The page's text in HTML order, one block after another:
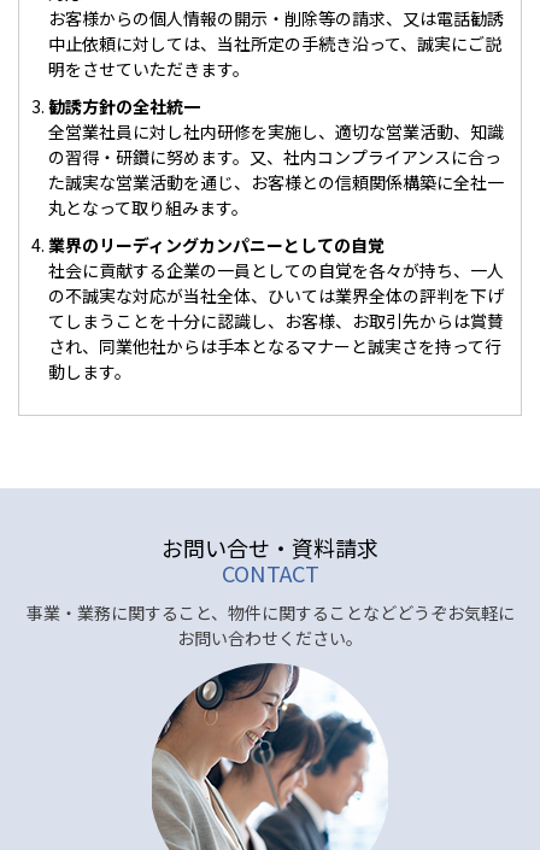
お客様からの個人情報の開示・削除等の請求、又は電話勧誘
中止依頼に対しては、当社所定の手続き沿って、誠実にご説
明をさせていただきます。
勧誘方針の全社統一
全営業社員に対し社内研修を実施し、適切な営業活動、知識
の習得・研鑽に努めます。又、社内コンプライアンスに合っ
た誠実な営業活動を通じ、お客様との信頼関係構築に全社一
丸となって取り組みます。
業界のリーディングカンパニーとしての自覚
社会に貢献する企業の一員としての自覚を各々が持ち、一人
の不誠実な対応が当社全体、ひいては業界全体の評判を下げ
てしまうことを十分に認識し、お客様、お取引先からは賞賛
され、同業他社からは手本となるマナーと誠実さを持って行
動します。
お問い合せ・資料請求
CONTACT
事業・業務に関すること、物件に関することなどどうぞお気軽に
お問い合わせください。